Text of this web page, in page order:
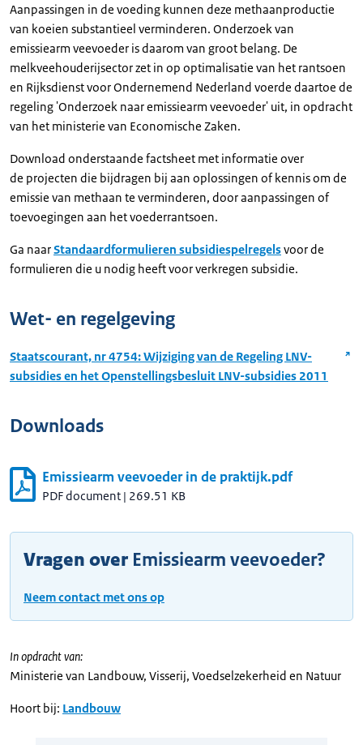
Aanpassingen in de voeding kunnen deze methaanproductie
van koeien substantieel verminderen. Onderzoek van
emissiearm veevoeder is daarom van groot belang. De
melkveehouderijsector zet in op optimalisatie van het rantsoen
en Rijksdienst voor Ondernemend Nederland voerde daartoe de
regeling 'Onderzoek naar emissiearm veevoeder' uit, in opdracht
van het ministerie van Economische Zaken.
Download onderstaande factsheet met informatie over
de projecten die bijdragen bij aan oplossingen of kennis om de
emissie van methaan te verminderen, door aanpassingen of
toevoegingen aan het voederrantsoen.
Ga naarStandaardformulieren subsidiespelregelsvoor de
formulieren die u nodig heeft voor verkregen subsidie.
Wet- en regelgeving
Staatscourant, nr 4754: Wijziging van de Regeling LNV-
subsidies en het Openstellingsbesluit LNV-subsidies 2011
Downloads
Emissiearm veevoeder in de praktijk.pdf
PDF document | 269.51 KB
Vragen over Emissiearm veevoeder?
Neem contact met ons op
In opdracht van:
Ministerie van Landbouw, Visserij, Voedselzekerheid en Natuur
Hoort bij: Landbouw